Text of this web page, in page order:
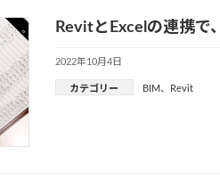
RevitとExcelの連携で
2022年10月4日
カテゴリー BIM、 Revit